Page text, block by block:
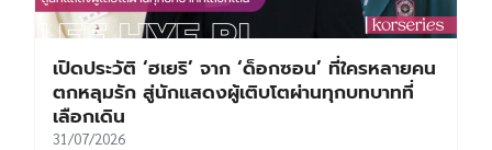
เปิดประวัติ ‘ฮเยริ’ จาก ‘ด็อกซอน’ ที่ใครหลายคน
ตกหลุมรัก สู่นักแสดงผู้เติบโตผ่านทุกบทบาทที่
เลือกเดิน
31/07/2026